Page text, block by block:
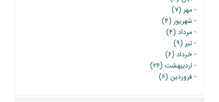
- مهر (۷)
- شهریور (۴)
- مرداد (۴)
- تیر (۹)
- خرداد (۶)
- اردیبهشت (۲۶)
- فروردین (۶)